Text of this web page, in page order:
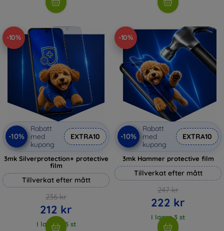
-10%
-10%
Rabatt
med
kupong
EXTRA10
3mk Silverprotection+ protective
film
Tillverkat efter mått
236 kr
212 kr
I lager > 5 st
-10%
-10%
Rabatt
med
kupong
EXTRA10
3mk Hammer protective film
Tillverkat efter mått
247 kr
222 kr
I lager 3 st